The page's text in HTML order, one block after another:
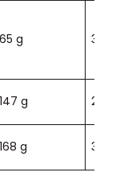
65 g 313
147 g 297
168 g 306